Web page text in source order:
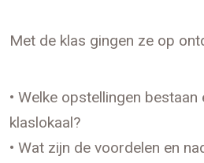
Met de klas gingen ze op
• Welke opstellingen bestaan
klaslokaal?
• Wat zijn de voordelen en